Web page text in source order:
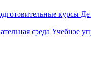
курсы
среда Учебное